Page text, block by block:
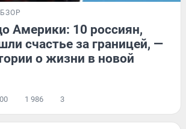
Америки: 10 россиян,
счастье за границей, —
о жизни в новой
1 986 3